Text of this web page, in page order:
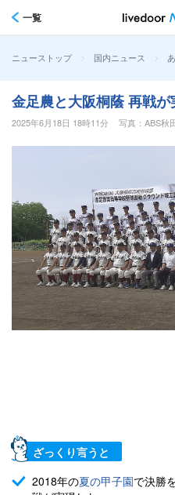
一覧
ニューストップ > 国内ニュース >
金足農と大阪桐蔭 再戦が
2025年6月18日 18時11分
写真：ABS秋
ざっくり言うと
2018年の夏の甲子園で決勝